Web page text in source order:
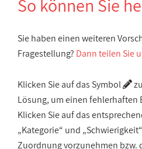
So können Sie
Sie haben einen weiteren
Fragestellung? Dann teilen Sie
Klicken Sie auf das Symbol
Lösung, um einen fehlerhaften
Klicken Sie auf das
„Kategorie“ und
Zuordnung vorzunehmen bzw.